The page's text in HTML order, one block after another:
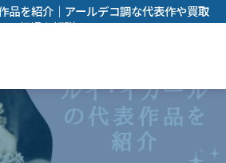
内
容
キ
プ
品を紹介｜アールデコ調な代表作や買取
相場を解説